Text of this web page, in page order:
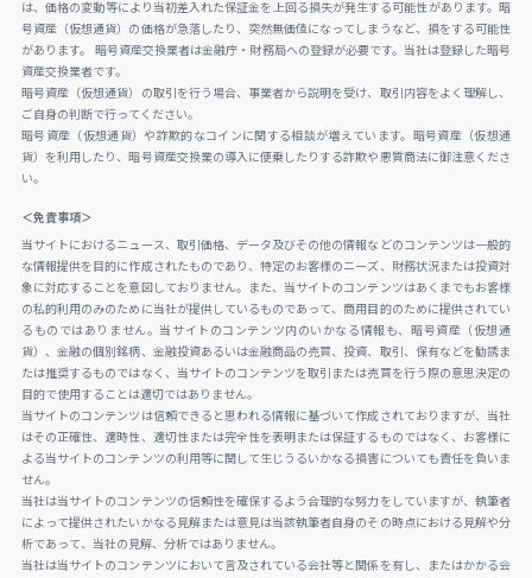
は、価格の変動等により当初差入れた保証金を上回る損失が発生する可能性があります。暗
号資産（仮想通貨）の価格が急落したり、突然無価値になってしまうなど、損をする可能性
があります。 暗号資産交換業者は金融庁・財務局への登録が必要です。当社は登録した暗号
資産交換業者です。
暗号資産（仮想通貨）の取引を行う場合、事業者から説明を受け、取引内容をよく理解し、
ご自身の判断で行ってください。
暗号資産（仮想通貨）や詐欺的なコインに関する相談が増えています。暗号資産（仮想通
貨）を利用したり、暗号資産交換業の導入に便乗したりする詐欺や悪質商法に御注意くださ
い。
＜免責事項＞
当サイトにおけるニュース、取引価格、データ及びその他の情報などのコンテンツは一般的
な情報提供を目的に作成されたものであり、特定のお客様のニーズ、財務状況または投資対
象に対応することを意図しておりません。また、当サイトのコンテンツはあくまでもお客様
の私的利用のみのために当社が提供しているものであって、商用目的のために提供されてい
るものではありません。当サイトのコンテンツ内のいかなる情報も、暗号資産（仮想通
貨）、金融の個別銘柄、金融投資あるいは金融商品の売買、投資、取引、保有などを勧誘ま
たは推奨するものではなく、当サイトのコンテンツを取引または売買を行う際の意思決定の
目的で使用することは適切ではありません。
当サイトのコンテンツは信頼できると思われる情報に基づいて作成されておりますが、当社
はその正確性、適時性、適切性または完全性を表明または保証するものではなく、お客様に
よる当サイトのコンテンツの利用等に関して生じうるいかなる損害についても責任を負いま
せん。
当社は当サイトのコンテンツの信頼性を確保するよう合理的な努力をしていますが、執筆者
によって提供されたいかなる見解または意見は当該執筆者自身のその時点における見解や分
析であって、当社の見解、分析ではありません。
当社は当サイトのコンテンツにおいて言及されている会社等と関係を有し、またはかかる会